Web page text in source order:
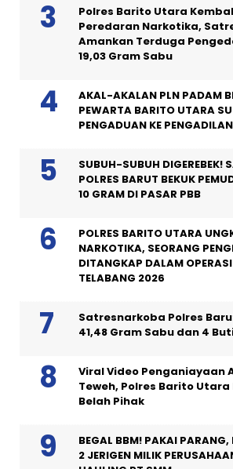
Polres Barito Utara
Peredaran Narkotika,
Amankan Terduga
19,03 Gram Sabu
AKAL-AKALAN PLN PADAM
PEWARTA BARITO UTARA
PENGADUAN KE PENGADILAN
SUBUH-SUBUH DIGEREBEK!
POLRES BARUT BEKUK
10 GRAM DI PASAR PBB
POLRES BARITO UTARA
NARKOTIKA, SEORANG
DITANGKAP DALAM
TELABANG 2026
Satresnarkoba Polres
41,48 Gram Sabu dan 4
Viral Video Penganiayaan
Teweh, Polres Barito
Belah Pihak
BEGAL BBM! PAKAI PARANG,
2 JERIGEN MILIK